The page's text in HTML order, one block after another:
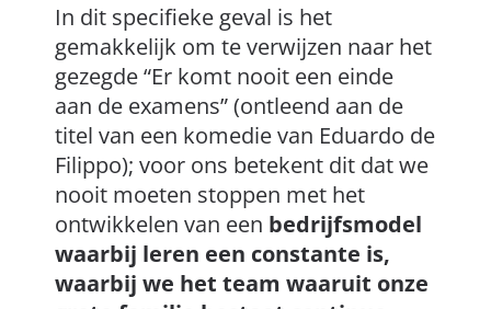
In dit specifieke geval is het
gemakkelijk om te verwijzen naar het
gezegde “Er komt nooit een einde
aan de examens” (ontleend aan de
titel van een komedie van Eduardo de
Filippo); voor ons betekent dit dat we
nooit moeten stoppen met het
ontwikkelen van een bedrijfsmodel
waarbij leren een constante is,
waarbij we het team waaruit onze